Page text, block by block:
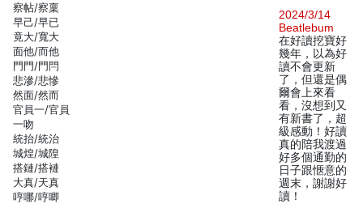
察帖/察稟
早己/早已
竟大/寬大
面他/而他
門門/門閂
悲滲/悲慘
然面/然而
官員一/官員
一吻
統抬/統治
城煌/城隍
搭鏈/搭褳
大真/天真
哼哪/哼唧
2024/3/14
Beatlebum
在好讀挖寶好
幾年，以為好
讀不會更新
了，但還是偶
爾會上來看
看，沒想到又
有新書了，超
級感動！好讀
真的陪我渡過
好多個通勤的
日子跟愜意的
週末，謝謝好
讀！